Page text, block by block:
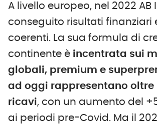
A livello europeo, nel 2022 AB
conseguito risultati finanziari
coerenti. La sua formula di
continente è incentrata sui
globali, premium e
ad oggi rappresentano oltre
ricavi, con un aumento del
ai periodi pre-Covid. Ma il